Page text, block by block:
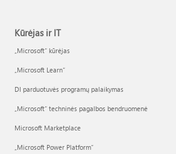
Kūrėjas ir IT
„Microsoft“ kūrėjas
„Microsoft Learn“
DI parduotuvės programų palaikymas
„Microsoft“ techninės pagalbos bendruomenė
Microsoft Marketplace
„Microsoft Power Platform“